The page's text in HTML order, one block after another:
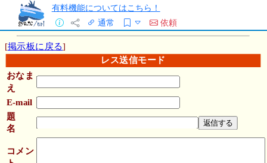
有料機能についてはこちら！
通常
依頼